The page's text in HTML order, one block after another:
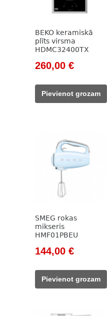
BEKO keramiskā
plīts virsma
HDMC32400TX
Original
was:
785,00 €.
260,00 €Current
260,00 €.
Pievienot grozam
SMEG rokas
mikseris
HMF01PBEU
Original
was:
165,00 €.
144,00 €Current
144,00 €.
Pievienot grozam